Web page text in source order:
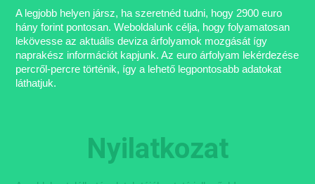
A legjobb helyen jársz, ha szeretnéd tudni, hogy 2900 euro
hány forint pontosan. Weboldalunk célja, hogy folyamatosan
lekövesse az aktuális deviza árfolyamok mozgását így
naprakész információt kapjunk. Az euro árfolyam lekérdezése
percről-percre történik, így a lehető legpontosabb adatokat
láthatjuk.
Nyilatkozat